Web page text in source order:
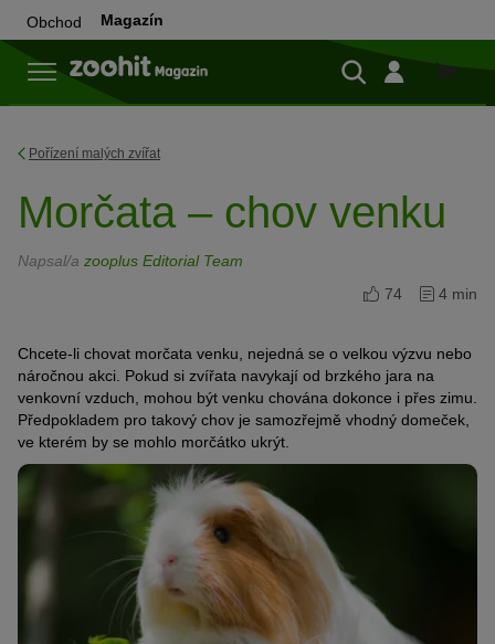
Obchod Magazín
Do
Pořízení malých zvířat
Morčata – chov venku
Napsal/a zooplus Editorial Team
74
4 min
Chcete-li chovat morčata venku, nejedná se o velkou výzvu nebo
náročnou akci. Pokud si zvířata navykají od brzkého jara na
venkovní vzduch, mohou být venku chována dokonce i přes zimu.
Předpokladem pro takový chov je samozřejmě vhodný domeček,
ve kterém by se mohlo morčátko ukrýt.